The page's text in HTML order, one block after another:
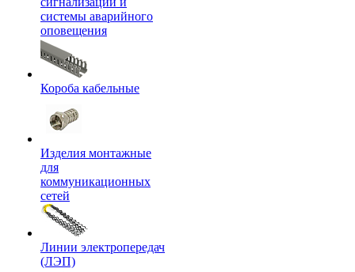
системы аварийного
оповещения
Короба кабельные
Изделия монтажные
для
коммуникационных
сетей
Линии электропередач
(ЛЭП)